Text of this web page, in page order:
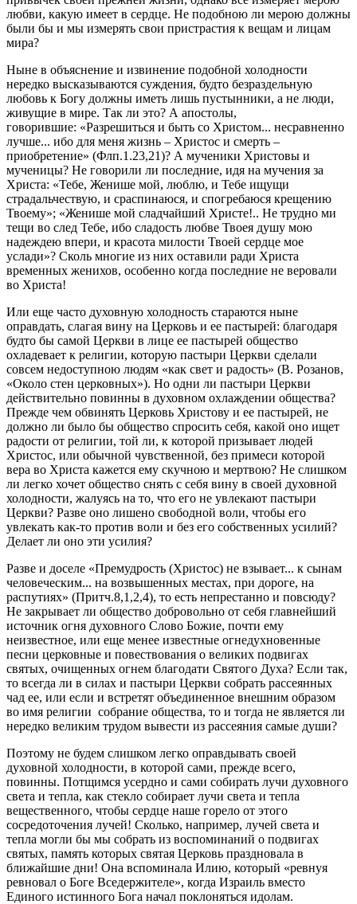
любви, какую имеет в сердце. Не подобною ли мерою должны
были бы и мы измерять свои пристрастия к вещам и лицам
мира?
Ныне в объяснение и извинение подобной холодности
нередко высказываются суждения, будто безраздельную
любовь к Богу должны иметь лишь пустынники, а не люди,
живущие в мире. Так ли это? А апостолы,
говорившие: «Разрешиться и быть со Христом... несравненно
лучше... ибо для меня жизнь – Христос и смерть –
приобретение» (Флп.1.23,21)? А мученики Христовы и
мученицы? Не говорили ли последние, идя на мучения за
Христа: «Тебе, Женише мой, люблю, и Тебе ищущи
страдальчествую, и сраспинаюся, и спогребаюся крещению
Твоему»; «Женише мой сладчайший Христе!.. Не трудно ми
тещи во след Тебе, ибо сладость любве Твоея душу мою
надеждею впери, и красота милости Твоей сердце мое
услади»? Сколь многие из них оставили ради Христа
временных женихов, особенно когда последние не веровали
во Христа!
Или еще часто духовную холодность стараются ныне
оправдать, слагая вину на Церковь и ее пастырей: благодаря
будто бы самой Церкви в лице ее пастырей общество
охладевает к религии, которую пастыри Церкви сделали
совсем недоступною людям «как свет и радость» (В. Розанов,
«Около стен церковных»). Но одни ли пастыри Церкви
действительно повинны в духовном охлаждении общества?
Прежде чем обвинять Церковь Христову и ее пастырей, не
должно ли было бы общество спросить себя, какой оно ищет
радости от религии, той ли, к которой призывает людей
Христос, или обычной чувственной, без примеси которой
вера во Христа кажется ему скучною и мертвою? Не слишком
ли легко хочет общество снять с себя вину в своей духовной
холодности, жалуясь на то, что его не увлекают пастыри
Церкви? Разве оно лишено свободной воли, чтобы его
увлекать как-то против воли и без его собственных усилий?
Делает ли оно эти усилия?
Разве и доселе «Премудрость (Христос) не взывает... к сынам
человеческим... на возвышенных местах, при дороге, на
распутиях» (Притч.8,1,2,4), то есть непрестанно и повсюду?
Не закрывает ли общество добровольно от себя главнейший
источник огня духовного Слово Божие, почти ему
неизвестное, или еще менее известные огнедухновенные
песни церковные и повествования о великих подвигах
святых, очищенных огнем благодати Святого Духа? Если так,
то всегда ли в силах и пастыри Церкви собрать рассеянных
чад ее, или если и встретят объединенное внешним образом
во имя религии собрание общества, то и тогда не является ли
нередко великим трудом вывести из рассеяния самые души?
Поэтому не будем слишком легко оправдывать своей
духовной холодности, в которой сами, прежде всего,
повинны. Потщимся усердно и сами собирать лучи духовного
света и тепла, как стекло собирает лучи света и тепла
вещественного, чтобы сердце наше горело от этого
сосредоточения лучей! Сколько, например, лучей света и
тепла могли бы мы собрать из воспоминаний о подвигах
святых, память которых святая Церковь праздновала в
ближайшие дни! Она вспоминала Илию, который «ревнуя
ревновал о Боге Вседержителе», когда Израиль вместо
Единого истинного Бога начал поклоняться идолам.